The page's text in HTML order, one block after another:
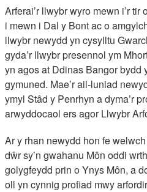
Arferai’r llwybr wyro mewn i’r
i mewn i Dal y Bont ac o
llwybr newydd yn cysylltu
gyda’r llwybr presennol ym
yn agos at Ddinas Bangor bydd
gymuned. Mae’r ail-luniad
ymyl Stâd y Penrhyn a dyma’r
arwyddocaol ers agor Llwybr
Ar y rhan newydd hon fe
dŵr sy’n gwahanu Môn oddi
golygfeydd prin o Ynys Môn, a
oll yn cynnig profiad mwy